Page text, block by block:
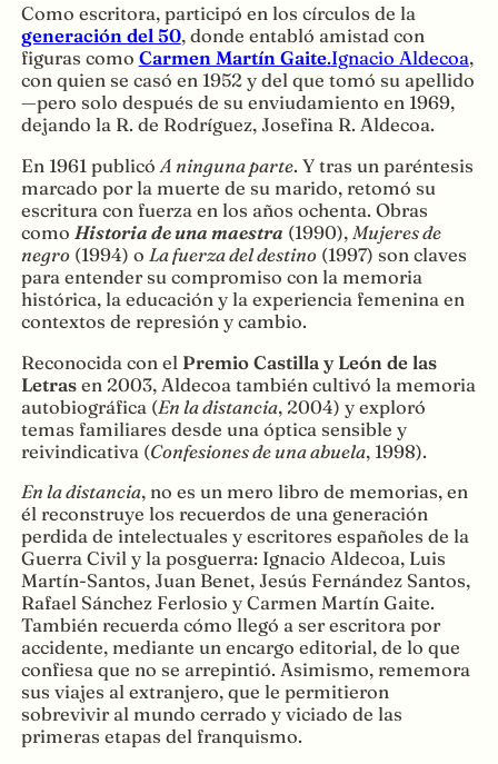
Como escritora, participó en los círculos de la
generación del 50, donde entabló amistad con
figuras como Carmen Martín Gaite.Ignacio Aldecoa,
con quien se casó en 1952 y del que tomó su apellido
—pero solo después de su enviudamiento en 1969,
dejando la R. de Rodríguez, Josefina R. Aldecoa.
En 1961 publicóA ninguna parte. Y tras un paréntesis
marcado por la muerte de su marido, retomó su
escritura con fuerza en los años ochenta. Obras
como Historia de una maestra (1990), Mujeres de
negro(1994) o La fuerza del destino(1997) son claves
para entender su compromiso con la memoria
histórica, la educación y la experiencia femenina en
contextos de represión y cambio.
Reconocida con el Premio Castilla y León de las
Letrasen 2003, Aldecoa también cultivó la memoria
autobiográfica (En la distancia, 2004) y exploró
temas familiares desde una óptica sensible y
reivindicativa (Confesiones de una abuela, 1998).
En la distancia, no es un mero libro de memorias, en
él reconstruye los recuerdos de una generación
perdida de intelectuales y escritores españoles de la
Guerra Civil y la posguerra: Ignacio Aldecoa, Luis
Martín-Santos, Juan Benet, Jesús Fernández Santos,
Rafael Sánchez Ferlosio y Carmen Martín Gaite.
También recuerda cómo llegó a ser escritora por
accidente, mediante un encargo editorial, de lo que
confiesa que no se arrepintió. Asimismo, rememora
sus viajes al extranjero, que le permitieron
sobrevivir al mundo cerrado y viciado de las
primeras etapas del franquismo.